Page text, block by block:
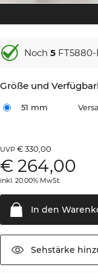
Noch5
Größe und
51 mm
UVP€ 330,00
€264,00
inkl. 20.00% MwSt.
In den
Sehstärke